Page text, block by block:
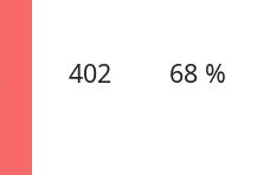
402 68 %